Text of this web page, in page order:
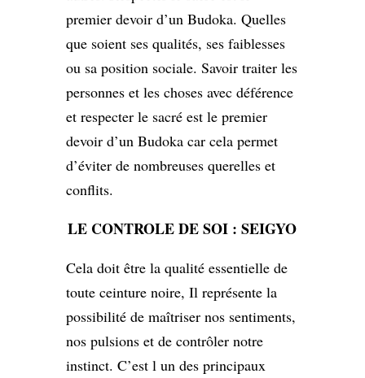
premier devoir d’un Budoka. Quelles
que soient ses qualités, ses faiblesses
ou sa position sociale. Savoir traiter les
personnes et les choses avec déférence
et respecter le sacré est le premier
devoir d’un Budoka car cela permet
d’éviter de nombreuses querelles et
conflits.
LE CONTROLE DE SOI : SEIGYO
Cela doit être la qualité essentielle de
toute ceinture noire, Il représente la
possibilité de maîtriser nos sentiments,
nos pulsions et de contrôler notre
instinct. C’est l un des principaux